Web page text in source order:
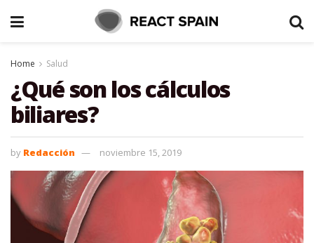
Home Salud
¿Qué son los cálculos
biliares?
by Redacción noviembre 15, 2019